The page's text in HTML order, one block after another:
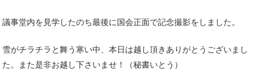
議事堂内を見学したのち最後に国会正面で記念撮影をしました。
雪がチラチラと舞う寒い中、本日は越し頂きありがとうございまし
た。また是非お越し下さいませ！（秘書いとう）